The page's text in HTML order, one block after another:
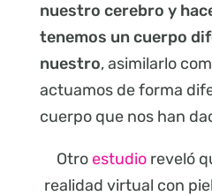
nuestro cerebro y
tenemos un cuerpo
nuestro, asimilarlo
actuamos de forma
cuerpo que nos han
Otroestudio reveló
realidad virtual con